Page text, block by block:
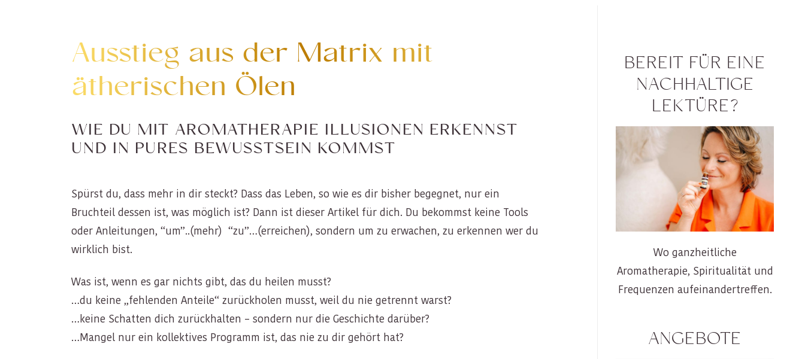
Ausstieg aus der Matrix mit
ätherischen Ölen
WIE DU MIT AROMATHERAPIE ILLUSIONEN ERKENNST
UND IN PURES BEWUSSTSEIN KOMMST
Spürst du, dass mehr in dir steckt? Dass das Leben, so wie es dir bisher begegnet, nur ein
Bruchteil dessen ist, was möglich ist? Dann ist dieser Artikel für dich. Du bekommst keine Tools
oder Anleitungen, “um”..(mehr) “zu”…(erreichen), sondern um zu erwachen, zu erkennen wer du
wirklich bist.
Was ist, wenn es gar nichts gibt, das du heilen musst?
…du keine „fehlenden Anteile“ zurückholen musst, weil du nie getrennt warst?
…keine Schatten dich zurückhalten – sondern nur die Geschichte darüber?
…Mangel nur ein kollektives Programm ist, das nie zu dir gehört hat?
BEREIT FÜR EINE
NACHHALTIGE
LEKTÜRE?
Wo ganzheitliche
Aromatherapie, Spiritualität und
Frequenzen aufeinandertreffen.
ANGEBOTE